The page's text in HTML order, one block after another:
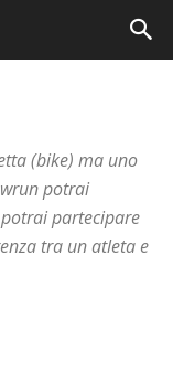
(bike) ma uno
potrai
partecipare
tra un atleta e